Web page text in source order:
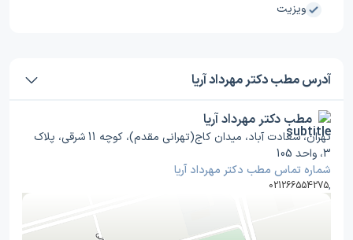
ویزیت
آدرس مطب دکتر مهرداد آریا
مطب دکتر مهرداد آریا
تهران، سعادت آباد، میدان کاج(تهرانی مقدم)، کوچه 11 شرقی، پلاک
3، واحد 105
شماره تماس مطب دکتر مهرداد آریا
021266554275,